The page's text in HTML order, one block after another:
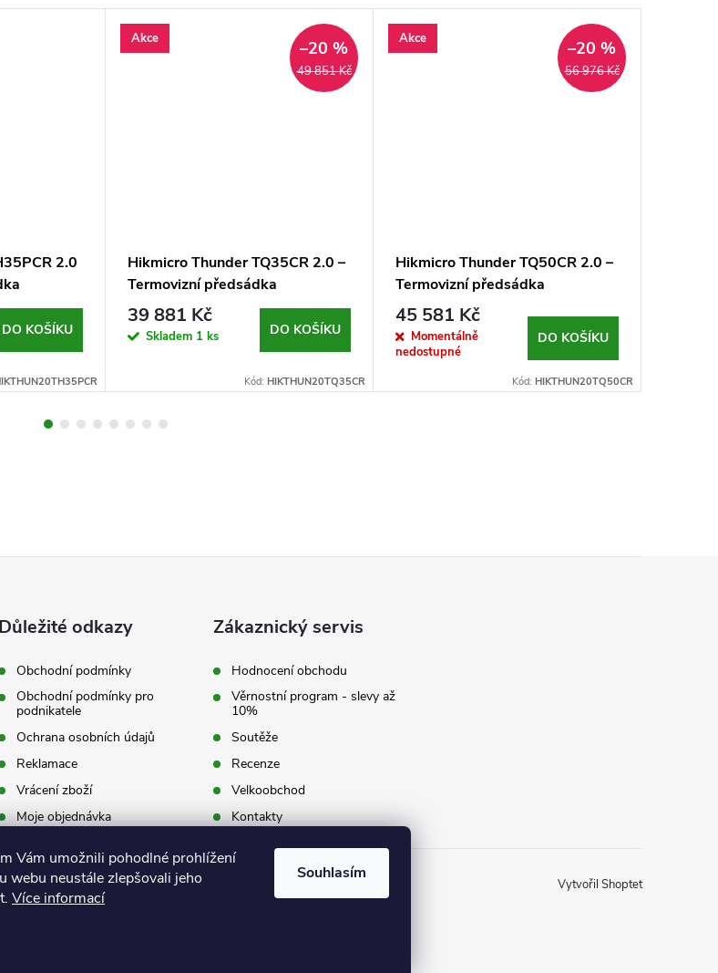
Vám umožnili pohodlné prohlížení
webu neustále zlepšovali jeho
Více informací
Souhlasím
2.0
DO KOŠÍKU
Akce
49 851 Kč
–20 %
Hikmicro Thunder TQ35CR 2.0 –
Termovizní předsádka
39 881 Kč
Skladem 1 ks DO KOŠÍKU
Kód: HIKTHUN20TQ35CR
Akce
56 976 Kč
–20 %
Hikmicro Thunder TQ50CR 2.0 –
Termovizní předsádka
45 581 Kč
Momentálně
nedostupné
DO KOŠÍKU
Kód: HIKTHUN20TQ50CR
Důležité odkazy
Obchodní podmínky
Obchodní podmínky pro
podnikatele
Ochrana osobních údajů
Reklamace
Vrácení zboží
Moje objednávka
Zákaznický servis
Hodnocení obchodu
Věrnostní program - slevy až
10%
Soutěže
Recenze
Velkoobchod
Kontakty
Vytvořil Shoptet